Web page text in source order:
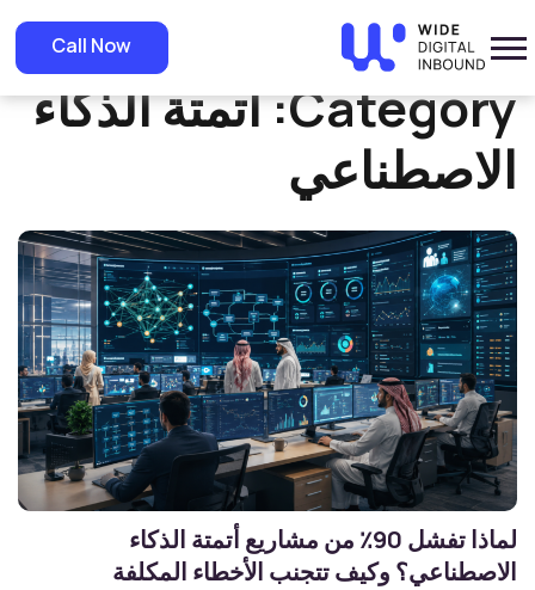
Call Now Home
» أتمتة الذكاء الاصطناعي
Category: أتمتة الذكاء
الاصطناعي
لماذا تفشل 90٪ من مشاريع أتمتة الذكاء
الاصطناعي؟ وكيف تتجنب الأخطاء المكلفة